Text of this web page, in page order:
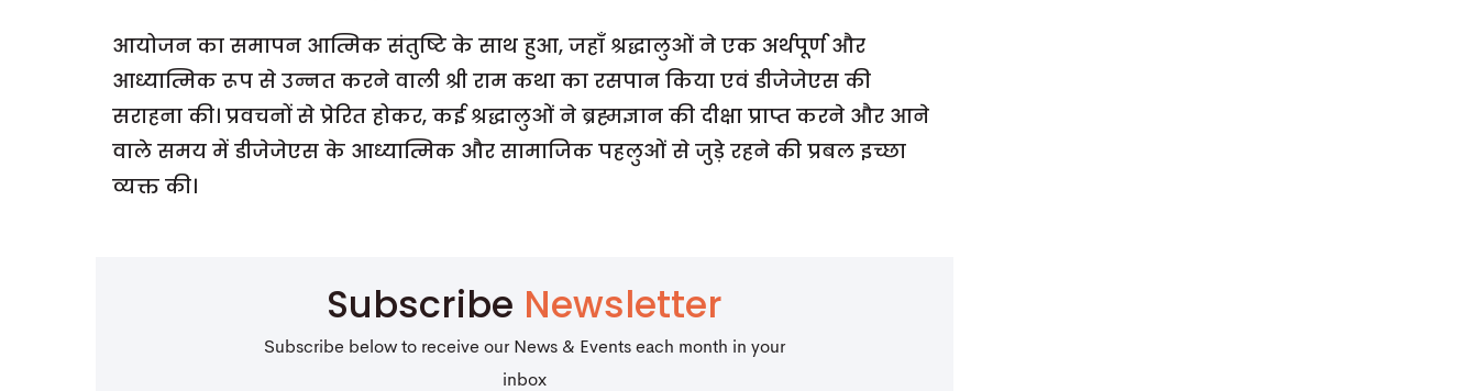
आयोजन का समापन आत्मिक संतुष्टि के साथ हुआ, जहाँ श्रद्धालुओं ने एक अर्थपूर्ण और
आध्यात्मिक रूप से उन्नत करने वाली श्री राम कथा का रसपान किया एवं डीजेजेएस की
सराहना की। प्रवचनों से प्रेरित होकर, कई श्रद्धालुओं ने ब्रह्मज्ञान की दीक्षा प्राप्त करने और आने
वाले समय में डीजेजेएस के आध्यात्मिक और सामाजिक पहलुओं से जुड़े रहने की प्रबल इच्छा
व्यक्त की।
Subscribe Newsletter
Subscribe below to receive our News & Events each month in your
inbox